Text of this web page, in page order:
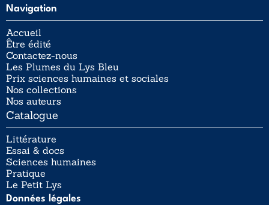
Navigation
Accueil
Être édité
Contactez-nous
Les Plumes du Lys Bleu
Prix sciences humaines et sociales
Nos collections
Nos auteurs
Catalogue
Littérature
Essai & docs
Sciences humaines
Pratique
Le Petit Lys
Données légales